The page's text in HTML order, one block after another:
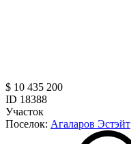
$ 10 435 200
ID 18388
Участок
Поселок: Агаларов Эстэйт